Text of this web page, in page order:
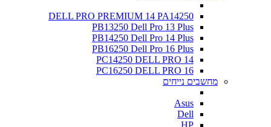
DELL PRO PREMIUM 14 PA14250
PB13250 Dell Pro 13 Plus
PB14250 Dell Pro 14 Plus
PB16250 Dell Pro 16 Plus
PC14250 DELL PRO 14
PC16250 DELL PRO 16
מחשבים נייחים
Asus
Dell
HP